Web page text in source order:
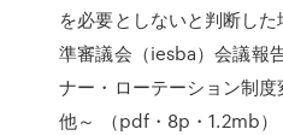
を必要としないと判断し
準審議会（iesba）会議報
ナー・ローテーション制
他～ （pdf・8p・1.2mb）